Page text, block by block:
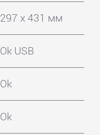
297 x 431 мм
Ok USB
Ok
Ok